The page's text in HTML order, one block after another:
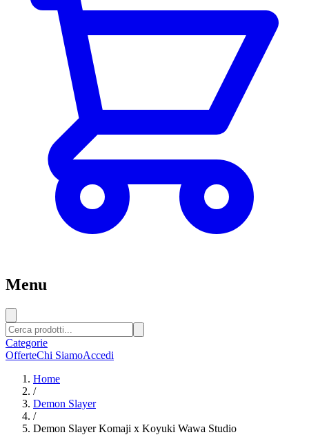
Menu
Categorie
OfferteChi SiamoAccedi
Home
/
Demon Slayer
/
Demon Slayer Komaji x Koyuki Wawa Studio